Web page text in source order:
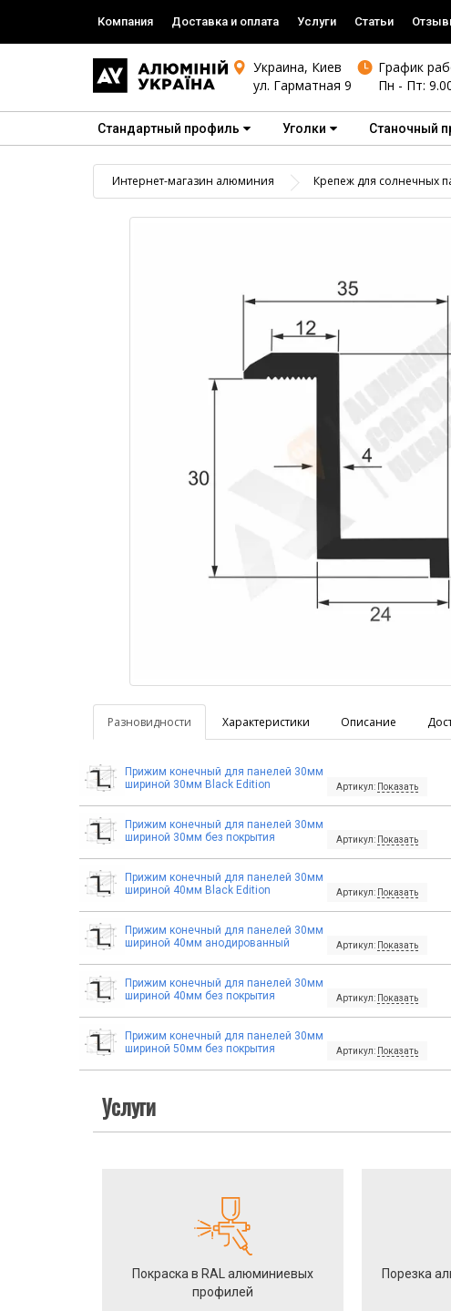
Компания Доставка и оплата Услуги Статьи
Украина, Киев
ул. Гарматная 9
График
Пн - Пт:
Стандартный профиль Уголки Станочный
Интернет-магазин алюминия Крепеж для солнечных
Разновидности Характеристики Описание
Прижим конечный для панелей 30мм
шириной 30мм Black Edition
Артикул: Показать
Прижим конечный для панелей 30мм
шириной 30мм без покрытия
Артикул: Показать
Прижим конечный для панелей 30мм
шириной 40мм Black Edition
Артикул: Показать
Прижим конечный для панелей 30мм
шириной 40мм анодированный
Артикул: Показать
Прижим конечный для панелей 30мм
шириной 40мм без покрытия
Артикул: Показать
Прижим конечный для панелей 30мм
шириной 50мм без покрытия
Артикул: Показать
Услуги
Покраска в RAL алюминиевых
профилей
Порезка